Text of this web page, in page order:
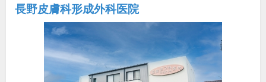
長野皮膚科形成外科医院